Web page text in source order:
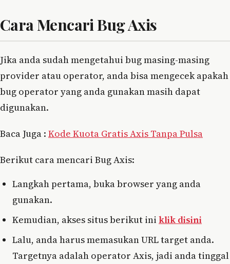
Cara Mencari Bug Axis
Jika anda sudah mengetahui bug masing-masing
provider atau operator, anda bisa mengecek apakah
bug operator yang anda gunakan masih dapat
digunakan.
Baca Juga : Kode Kuota Gratis Axis Tanpa Pulsa
Berikut cara mencari Bug Axis:
Langkah pertama, buka browser yang anda
gunakan.
Kemudian, akses situs berikut ini klik disini
Lalu, anda harus memasukan URL target anda.
Targetnya adalah operator Axis, jadi anda tinggal